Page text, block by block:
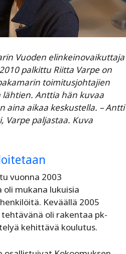
Vuoden elinkeinovaikuttaja
palkittu Riitta Varpe on
toimitusjohtajien
lähtien. Anttia hän kuvaa
aina aikaa keskustella. – Antti
Varpe paljastaa. Kuva
vuonna 2003
mukana lukuisia
Keväällä 2005
oli rakentaa pk-
kehittävä koulutus.